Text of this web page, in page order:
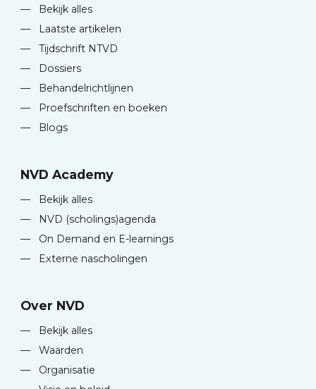
—
Bekijk alles
—
Laatste artikelen
—
Tijdschrift NTVD
—
Dossiers
—
Behandelrichtlijnen
—
Proefschriften en boeken
—
Blogs
NVD Academy
—
Bekijk alles
—
NVD (scholings)agenda
—
On Demand en E-learnings
—
Externe nascholingen
Over NVD
—
Bekijk alles
—
Waarden
—
Organisatie